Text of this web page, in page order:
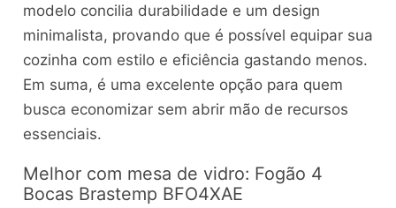
modelo concilia durabilidade e um design
minimalista, provando que é possível equipar sua
cozinha com estilo e eficiência gastando menos.
Em suma, é uma excelente opção para quem
busca economizar sem abrir mão de recursos
essenciais.
Melhor com mesa de vidro: Fogão 4
Bocas Brastemp BFO4XAE